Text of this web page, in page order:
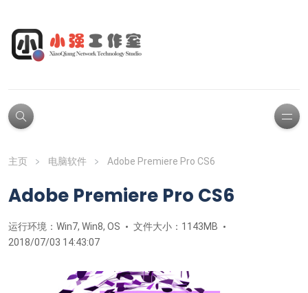
主页 电脑软件 Adobe Premiere Pro CS6
Adobe Premiere Pro CS6
运行环境：Win7, Win8, OS
文件大小：1143MB
2018/07/03 14:43:07